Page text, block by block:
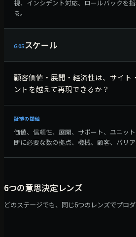
視、インシデント対応、ロールバックを
る。
G05 スケール
顧客価値・展開・経済性は、サイト
ントを越えて再現できるか？
証拠の閾値
価値、信頼性、展開、サポート、ユニッ
断に必要な数の拠点、機械、顧客、バリア
6つの意思決定レンズ
どのステージでも、同じ6つのレンズでプロダ